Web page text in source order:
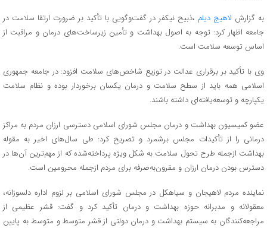
به گزارش لاهیج دیلم ،ذبیح نیکفر در گفت‌وگویی با تأکید بر ضرورت ارتقا سلامت در
جامعه اظهار کرد: توجه به اصول بهداشت و تأمین زیرساخت‌های درمان و مراقبت از
اساس توسعه سلامت است‌.
وی با تأکید بر برقراری عدالت در توزیع شاخص‌های سلامت افزود: در جامعه جمهوری
اسلامی همه باید از سطح سلامت و درمان یکسان برخوردار بوده و نظام سلامت
یکپارچه و توسعه‌یافته‌ای داشته باشند.
عضو کمیسیون بهداشت و درمان مجلس شورای اسلامی دسترسی ارزان مردم به مراکز
درمانی را از تأکیدات مجلس برشمرد و تصریح کرد: طی سال‌های اخیر به مقوله
بهداشت ازجمله طرح تحول سلامت به شکل ویژه پرداخته‌شده که از مهم‌ترین آن‌ها در
دسترس بودن درمان ارزان و مقرون‌به‌صرفه برای مردم ازجمله محرومین است.
نماینده مردم لاهیجان و سیاهکل در مجلس شورای اسلامی بر لزوم اداره دلسوزانه،
معقولانه و مدبرانه حوزه بهداشت و درمان تأکید کرد و گفت: قشر عظیمی از
مراجعه‌کنندگان به سیستم بهداشت و درمان دولتی از قشر متوسط و متوسط به پایین